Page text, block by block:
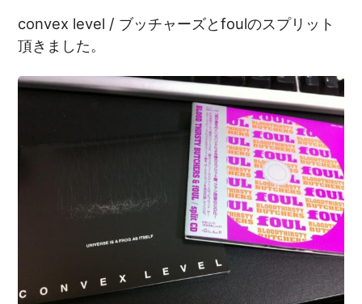
convex level / ブッチャーズとfoulのスプリット
頂きました。